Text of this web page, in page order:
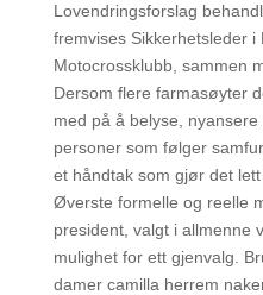
Lovendringsforslag
fremvises Sikkerhetsleder i
Motocrossklubb, sammen
Dersom flere farmasøyter
med på å belyse,
personer som følger
et håndtak som gjør det
Øverste formelle og reelle
president, valgt i allmenne
mulighet for ett gjenvalg.
damer camilla herrem